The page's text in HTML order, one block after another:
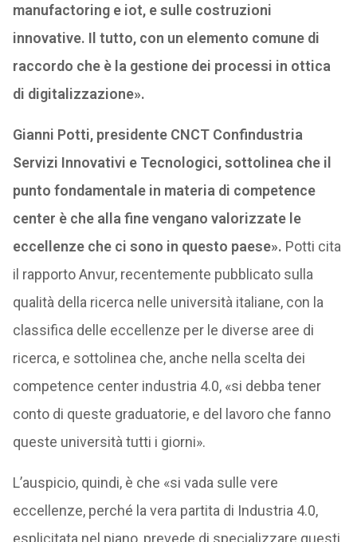
manufactoring e iot, e sulle costruzioni
innovative. Il tutto, con un elemento comune di
raccordo che è la gestione dei processi in ottica
di digitalizzazione».
Gianni Potti, presidente CNCT Confindustria
Servizi Innovativi e Tecnologici, sottolinea che il
punto fondamentale in materia di competence
center è che alla fine vengano valorizzate le
eccellenze che ci sono in questo paese». Potti cita
il rapporto Anvur, recentemente pubblicato sulla
qualità della ricerca nelle università italiane, con la
classifica delle eccellenze per le diverse aree di
ricerca, e sottolinea che, anche nella scelta dei
competence center industria 4.0, «si debba tener
conto di queste graduatorie, e del lavoro che fanno
queste università tutti i giorni».
L’auspicio, quindi, è che «si vada sulle vere
eccellenze, perché la vera partita di Industria 4.0,
esplicitata nel piano, prevede di specializzare questi